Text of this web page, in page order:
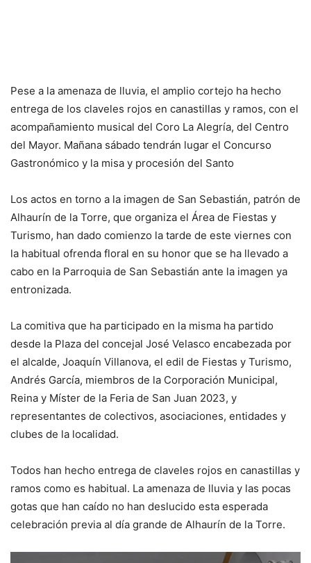
Pese a la amenaza de lluvia, el amplio cortejo ha hecho
entrega de los claveles rojos en canastillas y ramos, con el
acompañamiento musical del Coro La Alegría, del Centro
del Mayor. Mañana sábado tendrán lugar el Concurso
Gastronómico y la misa y procesión del Santo
Los actos en torno a la imagen de San Sebastián, patrón de
Alhaurín de la Torre, que organiza el Área de Fiestas y
Turismo, han dado comienzo la tarde de este viernes con
la habitual ofrenda floral en su honor que se ha llevado a
cabo en la Parroquia de San Sebastián ante la imagen ya
entronizada.
La comitiva que ha participado en la misma ha partido
desde la Plaza del concejal José Velasco encabezada por
el alcalde, Joaquín Villanova, el edil de Fiestas y Turismo,
Andrés García, miembros de la Corporación Municipal,
Reina y Míster de la Feria de San Juan 2023, y
representantes de colectivos, asociaciones, entidades y
clubes de la localidad.
Todos han hecho entrega de claveles rojos en canastillas y
ramos como es habitual. La amenaza de lluvia y las pocas
gotas que han caído no han deslucido esta esperada
celebración previa al día grande de Alhaurín de la Torre.